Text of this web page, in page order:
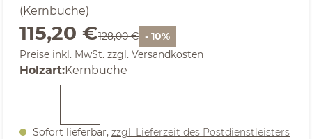
(Kernbuche)
Verkaufspreis:
115,20 €Regulärer Preis:
128,00 € - 10%
Preise inkl. MwSt. zzgl. Versandkosten
Holzartauswählen
:Kernbuche
Sofort lieferbar, zzgl. Lieferzeit des Postdienstleisters